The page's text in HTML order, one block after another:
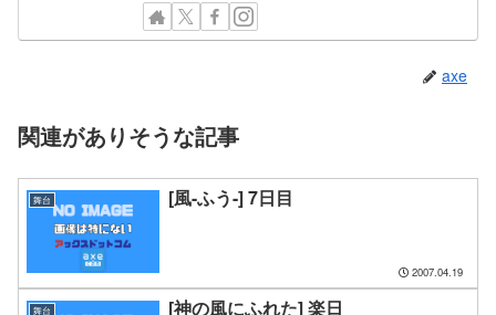
axe
関連がありそうな記事
舞台 [風-ふう-] 7日目
2007.04.19
舞台 [神の風にふれた] 楽日